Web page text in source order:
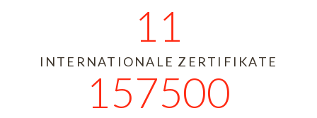
12
INTERNATIONALE ZERTIFIKATE
157500